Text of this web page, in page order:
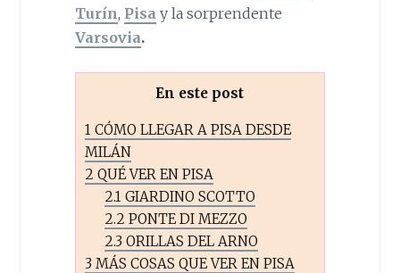
Turín, Pisa y la sorprendente
Varsovia.
En este post
1 CÓMO LLEGAR A PISA DESDE
MILÁN
2 QUÉ VER EN PISA
2.1 GIARDINO SCOTTO
2.2 PONTE DI MEZZO
2.3 ORILLAS DEL ARNO
3 MÁS COSAS QUE VER EN PISA